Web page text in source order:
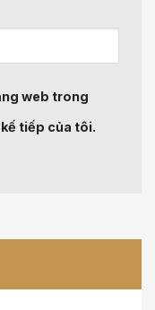
web trong
tiếp của tôi.